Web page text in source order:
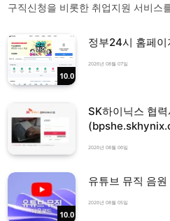
구직신청을 비롯한 취업지원 서비스
10.0
정부24시 홈페이
2026년 08월 07일
SK하이닉스 협
2026년 08월 06일
10.0
유튜브 뮤직 음
2026년 08월 05일